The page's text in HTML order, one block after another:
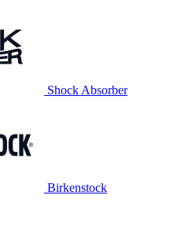
Shock Absorber
Birkenstock